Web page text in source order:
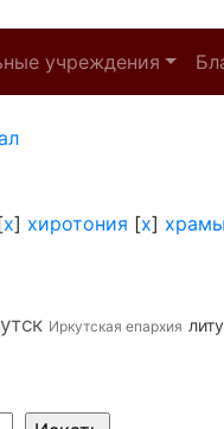
учреждения
[x] хиротония [x]
Иркутская епархия